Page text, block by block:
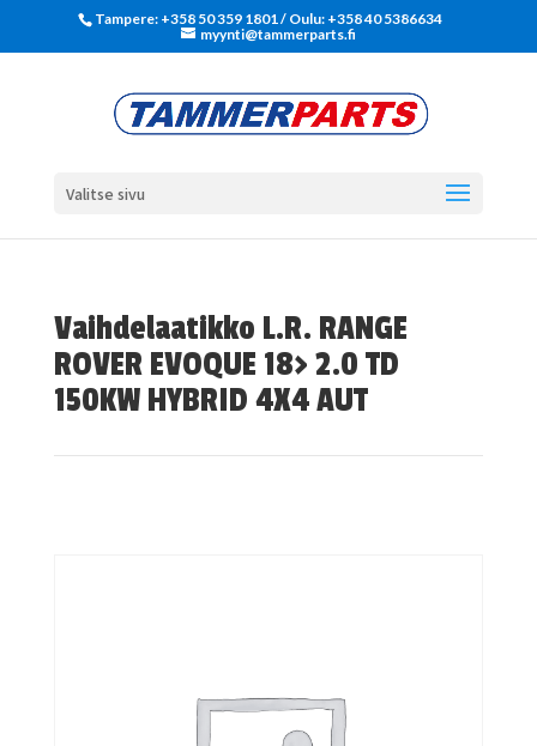
Tampere: +358 50 359 1801‬ / Oulu: +358 40 5386634
myynti@tammerparts.fi
Valitse sivu
Vaihdelaatikko L.R. RANGE
ROVER EVOQUE 18> 2.0 TD
150KW HYBRID 4X4 AUT